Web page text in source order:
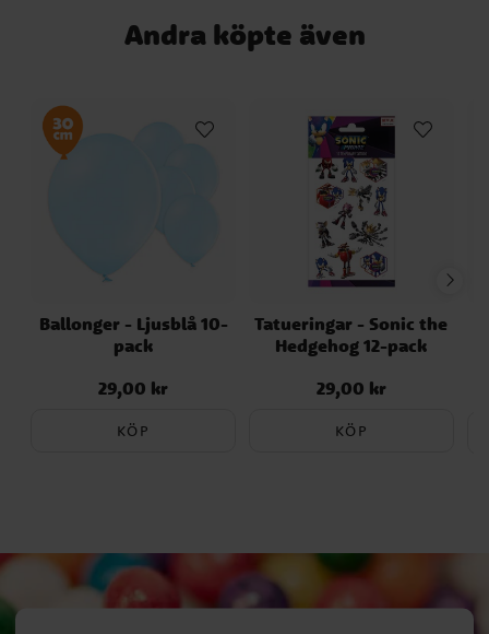
Andra köpte även
Ballonger - Ljusblå 10-
pack
Pris: 29,00 kr
29,00 kr
KÖP
Tatueringar - Sonic the
Hedgehog 12-pack
Pris: 29,00 kr
29,00 kr
KÖP